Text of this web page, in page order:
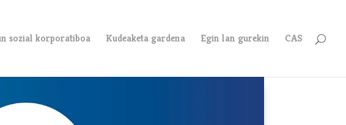
sozial korporatiboa Kudeaketa gardena Egin lan gurekin CAS